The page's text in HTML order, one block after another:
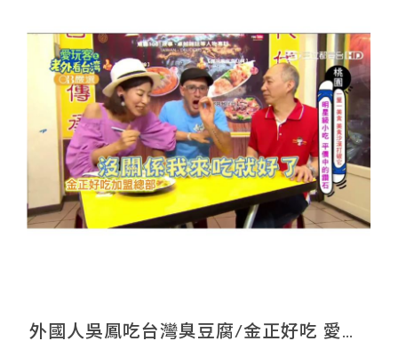
外國人吳鳳吃台灣臭豆腐/金正好吃 愛玩